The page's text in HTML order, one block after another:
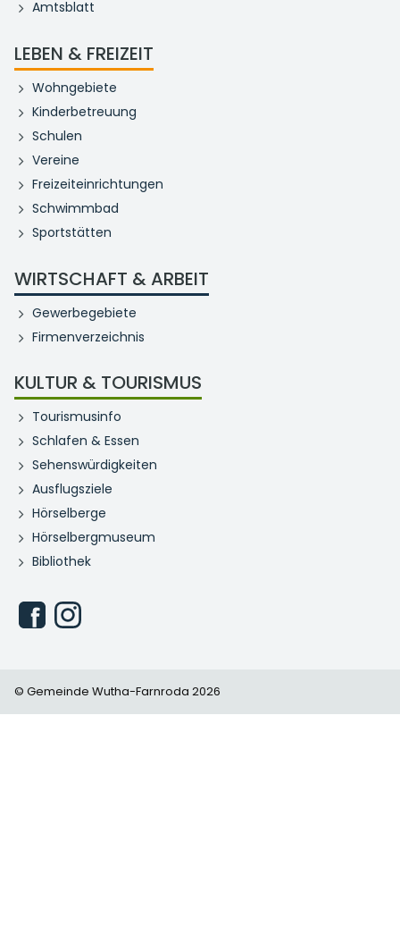
Amtsblatt
LEBEN & FREIZEIT
Wohngebiete
Kinderbetreuung
Schulen
Vereine
Freizeiteinrichtungen
Schwimmbad
Sportstätten
WIRTSCHAFT & ARBEIT
Gewerbegebiete
Firmenverzeichnis
KULTUR & TOURISMUS
Tourismusinfo
Schlafen & Essen
Sehenswürdigkeiten
Ausflugsziele
Hörselberge
Hörselbergmuseum
Bibliothek
© Gemeinde Wutha-Farnroda 2026